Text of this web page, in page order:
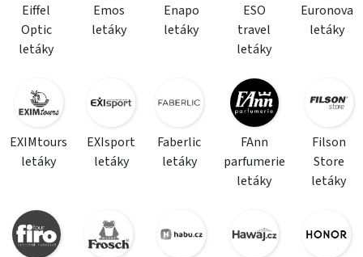
Eiffel
Optic
letáky
Emos
letáky
Enapo
letáky
ESO
travel
letáky
Euronova
letáky
EXIMtours
letáky
EXIsport
letáky
Faberlic
letáky
FAnn
parfumerie
letáky
Filson
Store
letáky